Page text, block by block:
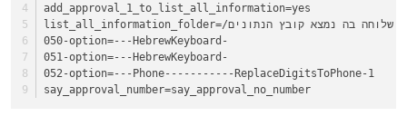
add_approval_1_to_list_all_information=yes
list_all_information_folder=/שלוחה בה נמצא קובץ הנתונים
050-option=---HebrewKeyboard-
051-option=---HebrewKeyboard-
​​​​​​​052-option=---Phone-----------ReplaceDigitsToPhone-1​​​​​​​
say_approval_number=say_approval_no_number